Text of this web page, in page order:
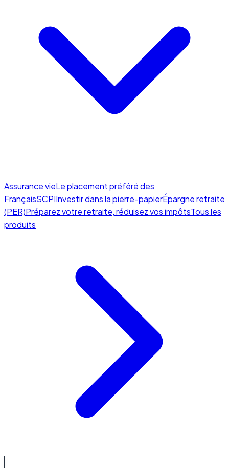
Assurance vieLe placement préféré des
FrançaisSCPIInvestir dans la pierre-papierÉpargne retraite
(PER)Préparez votre retraite, réduisez vos impôtsTous les
produits